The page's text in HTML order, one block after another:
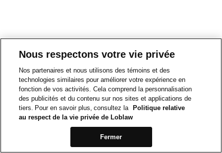
Nous respectons votre vie privée
Nos partenaires et nous utilisons des témoins et des
technologies similaires pour améliorer votre expérience en
fonction de vos activités. Cela comprend la personnalisation
des publicités et du contenu sur nos sites et applications de
tiers. Pour en savoir plus, consultez la
Politique relative
au respect de la vie privée de Loblaw
Fermer